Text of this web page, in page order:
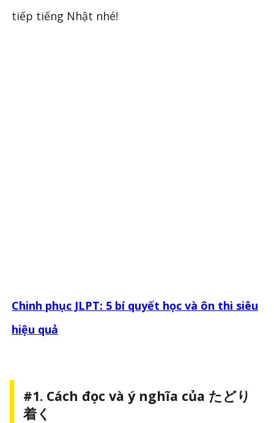
tiếp tiếng Nhật nhé!
Chinh phục JLPT: 5 bí quyết học và ôn thi siêu
hiệu quả
#1. Cách đọc và ý nghĩa của たどり
着く